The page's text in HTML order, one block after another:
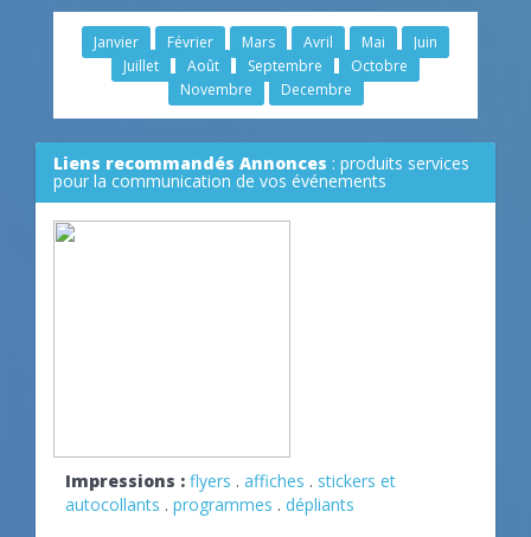
Janvier Février Mars Avril Mai
Juin
Juillet
Août Septembre
Octobre
Novembre
Decembre
Liens recommandés Annonces : produits services
pour la communication de vos événements
Impressions : flyers . affiches . stickers et
autocollants . programmes . dépliants